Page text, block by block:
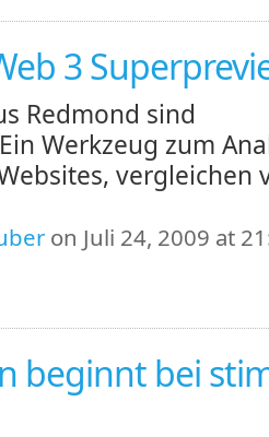
3
Redmond sind
Werkzeug zum
vergleichen
on Juli 24, 2009 at
beginnt bei